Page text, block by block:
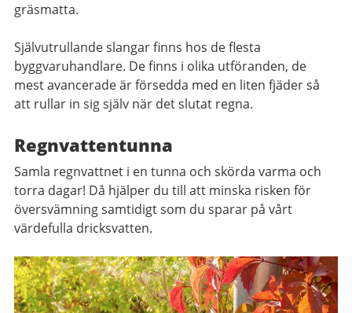
gräsmatta.
Självutrullande slangar finns hos de flesta
byggvaruhandlare. De finns i olika utföranden, de
mest avancerade är försedda med en liten fjäder så
att rullar in sig själv när det slutat regna.
Regnvattentunna
Samla regnvattnet i en tunna och skörda varma och
torra dagar! Då hjälper du till att minska risken för
översvämning samtidigt som du sparar på vårt
värdefulla dricksvatten.